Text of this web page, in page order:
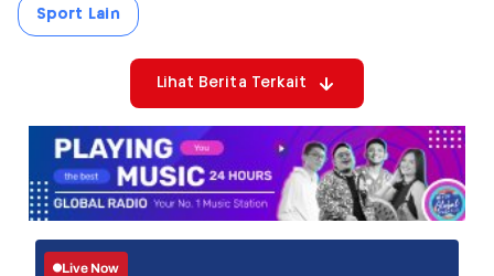
Sport Lain
Lihat Berita Terkait
Live Now